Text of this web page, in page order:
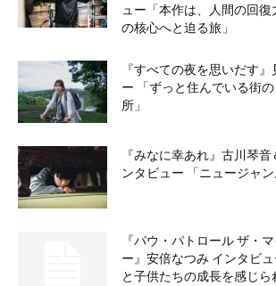
ュー「本作は、人間の回復
の核心へと迫る旅」
『すべての夜を思いだす
ー 「ずっと住んでいる街
所」
『みなに幸あれ』古川琴
ンタビュー 「ニュージャン
『パウ・パトロール ザ・
ー』安倍なつみ インタビ
と子供たちの成長を感じら